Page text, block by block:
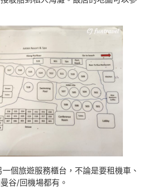
個旅遊服務櫃台，不論是要租機車、
谷/回機場都有。